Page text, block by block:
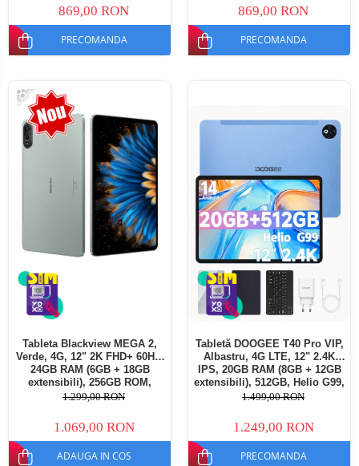
869,00 RON
PRECOMANDA
869,00 RON
PRECOMANDA
-18%
Tableta Blackview MEGA 2,
Verde, 4G, 12" 2K FHD+ 60Hz,
24GB RAM (6GB + 18GB
extensibili), 256GB ROM,
Android 15, Unisoc T615,
Stylus, Face Unlock, Dual SIM
1.299,00 RON
1.069,00 RON
ADAUGA IN COS
Tabletă DOOGEE T40 Pro VIP,
Albastru, 4G LTE, 12" 2.4K
IPS, 20GB RAM (8GB + 12GB
extensibili), 512GB, Helio G99,
10800mAh, 33W, Android 14,
1.499,00 RON
1.249,00 RON
PRECOMANDA